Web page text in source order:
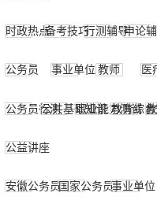
时政热点备考技巧行测辅导申论
公务员 事业单位 教师 医
公务员行测公共基础知识职业能力测试
教育综
公益讲座
安徽公务员国家公务员事业单位